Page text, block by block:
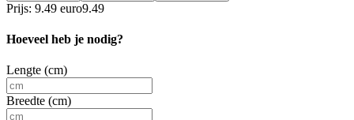
Prijs: 9.49 euro9.49
Hoeveel heb je nodig?
Lengte (cm)
Breedte (cm)